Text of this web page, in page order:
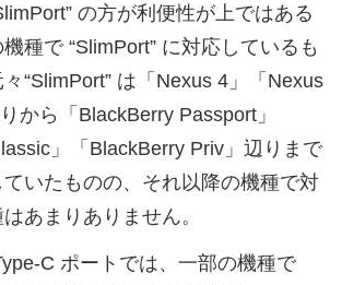
の方が利便性が上ではある
種で “SlimPort” に対応しているも
“SlimPort” は「Nexus 4」「Nexus
から「BlackBerry Passport」
」「BlackBerry Priv」辺りまで
いたものの、それ以降の機種で対
あまりありません。
C ポートでは、一部の機種で